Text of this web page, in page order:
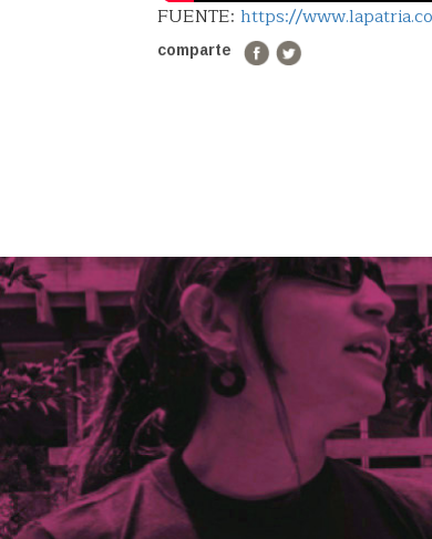
FUENTE: https://
comparte